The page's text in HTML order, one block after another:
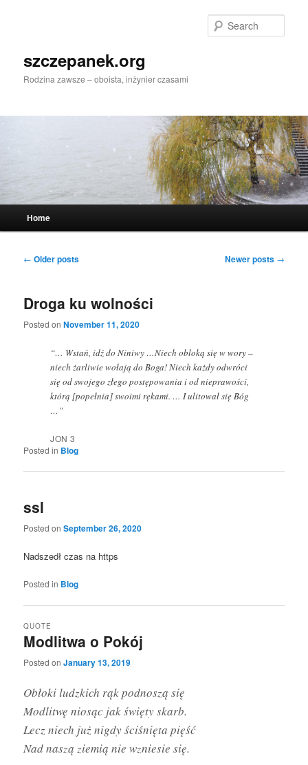
szczepanek.org
Rodzina zawsze – oboista, inżynier czasami
Home
Post
← Older posts Newer posts →
Droga ku wolności
Posted onNovember 11, 2020
“… Wstań, idź do Niniwy …Niech obloką się w wory –
niech żarliwie wołają do Boga! Niech każdy odwróci
się od swojego złego postępowania i od nieprawości,
którą [popełnia] swoimi rękami. … I ulitował się Bóg
…”
JON 3
Posted in Blog
ssl
Posted onSeptember 26, 2020
Nadszedł czas na https
Posted in Blog
Modlitwa o Pokój
QUOTE
Posted onJanuary 13, 2019
Obłoki ludzkich rąk podnoszą się
Modlitwę niosąc jak święty skarb.
Lecz niech już nigdy ściśnięta pięść
Nad naszą ziemią nie wzniesie się.